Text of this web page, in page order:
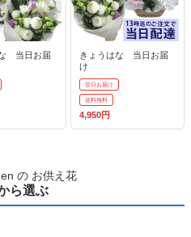
当日お届
きょうはな 当日お届
け
翌日お届け
送料無料
4,950円
の お供え花
ら選ぶ